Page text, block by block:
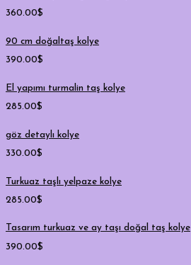
360.00$
90 cm doğaltaş kolye
390.00$
El yapımı turmalin taş kolye
285.00$
göz detaylı kolye
330.00$
Turkuaz taşlı yelpaze kolye
285.00$
Tasarım turkuaz ve ay taşı doğal taş kolye
390.00$